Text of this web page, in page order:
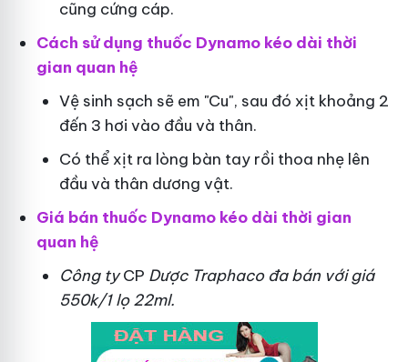
cũng cứng cáp.
Cách sử dụng thuốc Dynamo kéo dài thời
gian quan hệ
Vệ sinh sạch sẽ em "Cu", sau đó xịt khoảng 2
đến 3 hơi vào đầu và thân.
Có thể xịt ra lòng bàn tay rồi thoa nhẹ lên
đầu và thân dương vật.
Giá bán thuốc Dynamo kéo dài thời gian
quan hệ
Công tyCP Dược Traphacođa bán với giá
550k/1 lọ 22ml.